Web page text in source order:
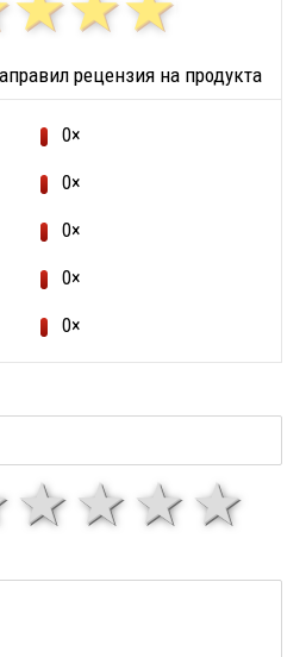
рецензия на продукта
0×
0×
0×
0×
0×
4
3
звезди
1 звезда